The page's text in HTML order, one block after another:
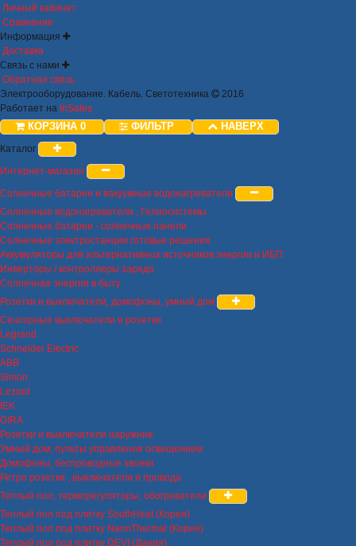
Личный кабинет
Сравнение
Информация
Доставка
Связь с нами
Обратная связь
Электрооборудование. Кабель. Светотехника
2016
Работает на InSales
КОРЗИНА 0 ФИЛЬТР НАВЕРХ
Каталог
Интернет-магазин
Солнечные батареи и вакуумные водонагреватели
Солнечные водонагреватели , Гелиосистемы
Солнечные батареи - солнечные панели
Солнечные электростанции готовые решения
Аккумуляторы для альтернативных источников энергии и ИБП
Инверторы / контроллеры заряда
Солнечная энергия в быту
Розетки и выключатели, домофоны, умный дом
Сенсорные выключатели и розетки
Legrand
Schneider Electric
ABB
Simon
Lezard
IEK
GIRA
Розетки и выключатели наружние
Умный дом, пульты управления освещением
Домофоны, беспроводные звонки
Ретро розетки , выключатели и провода
Теплый пол, терморегуляторы, обогреватели
Теплый пол под плитку SouthHeat (Корея)
Теплый пол под плитку NanoThermal (Корея)
Теплый пол под плитку DEVI (Дания)